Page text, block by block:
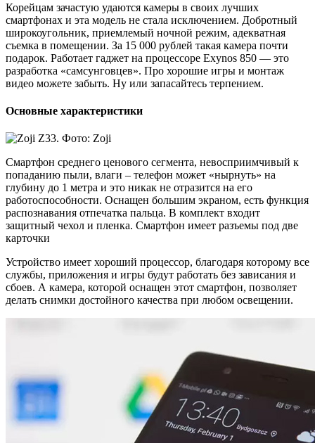
Корейцам зачастую удаются камеры в своих лучших
смартфонах и эта модель не стала исключением. Добротный
широкоугольник, приемлемый ночной режим, адекватная
съемка в помещении. За 15 000 рублей такая камера почти
подарок. Работает гаджет на процессоре Exynos 850 — это
разработка «самсунговцев». Про хорошие игры и монтаж
видео можете забыть. Ну или запасайтесь терпением.
Основные характеристики
Смартфон среднего ценового сегмента, невосприимчивый к
попаданию пыли, влаги – телефон может «нырнуть» на
глубину до 1 метра и это никак не отразится на его
работоспособности. Оснащен большим экраном, есть функция
распознавания отпечатка пальца. В комплект входит
защитный чехол и пленка. Смартфон имеет разъемы под две
карточки
Устройство имеет хороший процессор, благодаря которому все
службы, приложения и игры будут работать без зависания и
сбоев. А камера, которой оснащен этот смартфон, позволяет
делать снимки достойного качества при любом освещении.